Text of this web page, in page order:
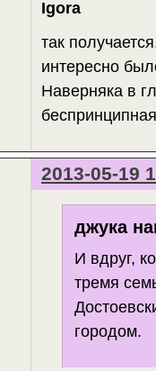
Igora
так
интересно
Наверняка в
2013-05-19
джука
И вдруг,
тремя
городом.